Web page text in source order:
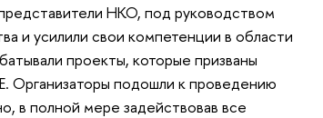
НКО, под руководством
и усилили свои компетенции в области
проекты, которые призваны
подошли к проведению
в полной мере задействовав все